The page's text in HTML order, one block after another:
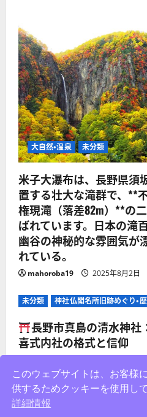
大自然・温泉 未分類
米子大瀑布は、長野県須
置する壮大な滝群で、**
権現滝（落差82m）**の
ばれています。日本の滝
幽谷の神秘的な雰囲気が
れている。
mahoroba19 2025年8月2日
未分類 神社仏閣名所旧跡めぐり・
長野市真島の清水神社
喜式内社の格式と信仰
このウェブサイトは、お客様
供するためクッキーを使用し
詳細情報